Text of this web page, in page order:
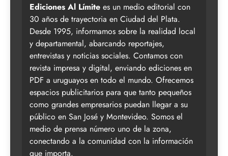
Ediciones Al Límite es un medio editorial con
30 años de trayectoria en Ciudad del Plata.
Desde 1995, informamos sobre la realidad local
y departamental, abarcando reportajes,
entrevistas y noticias sociales. Contamos con
revista impresa y digital, enviando ediciones en
PDF a uruguayos en todo el mundo. Ofrecemos
espacios publicitarios para que tanto pequeños
como grandes empresarios puedan llegar a su
público en San José y Montevideo. Somos el
medio de prensa número uno de la zona,
conectando a la comunidad con la información
que importa.